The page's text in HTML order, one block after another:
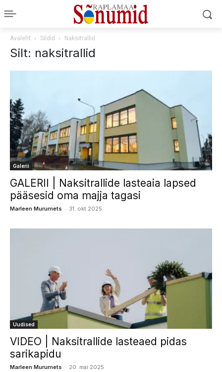
Avaleht Sildid Naksitrallid
Silt: naksitrallid
Galerii
GALERII | Naksitrallide lasteaia lapsed
pääsesid oma majja tagasi
Marleen Murumets - 31. okt 2025
Uudised
VIDEO | Naksitrallide lasteaed pidas
sarikapidu
Marleen Murumets - 20. mai 2025